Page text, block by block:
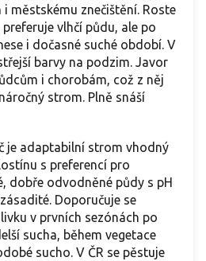
městskému znečištění. Roste
vlhčí půdu, ale po
i dočasné suché období. V
barvy na podzim. Javor
i chorobám, což z něj
strom. Plně snáší
je adaptabilní strom vhodný
s preferencí pro
dobře odvodněné půdy s pH
Doporučuje se
v prvních sezónách po
sucha, během vegetace
sucho. V ČR se pěstuje